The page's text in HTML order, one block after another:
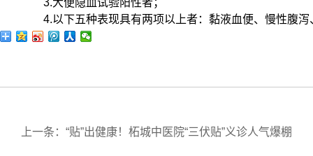
3.大便隐血试验阳性者；
4.以下五种表现具有两项以上者：黏液血便、慢性腹泻
上一条：“贴”出健康！柘城中医院“三伏贴”义诊人气爆棚